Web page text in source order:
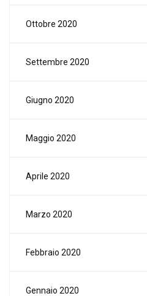
Ottobre 2020
Settembre 2020
Giugno 2020
Maggio 2020
Aprile 2020
Marzo 2020
Febbraio 2020
Gennaio 2020